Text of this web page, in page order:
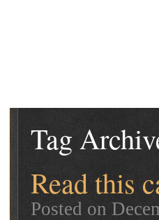
Tag
Read this
Posted on